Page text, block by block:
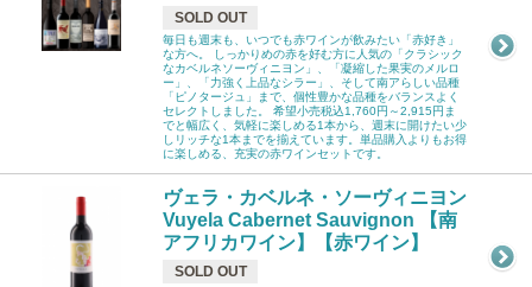
SOLD OUT
毎日も週末も、いつでも赤ワインが飲みたい「赤好き」
な方へ。 しっかりめの赤を好む方に人気の「クラシック
なカベルネソーヴィニヨン」、「凝縮した果実のメルロ
ー」、「力強く上品なシラー」、そして南アらしい品種
「ピノタージュ」まで、個性豊かな品種をバランスよく
セレクトしました。 希望小売税込1,760円～2,915円ま
でと幅広く、気軽に楽しめる1本から、週末に開けたい少
しリッチな1本までを揃えています。単品購入よりもお得
に楽しめる、充実の赤ワインセットです。
ヴェラ・カベルネ・ソーヴィニヨン
Vuyela Cabernet Sauvignon 【南
アフリカワイン】【赤ワイン】
SOLD OUT